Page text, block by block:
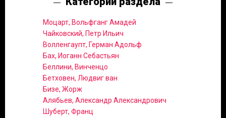
Моцарт, Вольфганг Амадей
Чайковский, Петр Ильич
Волленгаупт, Герман Адольф
Бах, Иоганн Себастьян
Беллини, Винченцо
Бетховен, Людвиг ван
Бизе, Жорж
Алябьев, Александр Александрович
Шуберт, Франц